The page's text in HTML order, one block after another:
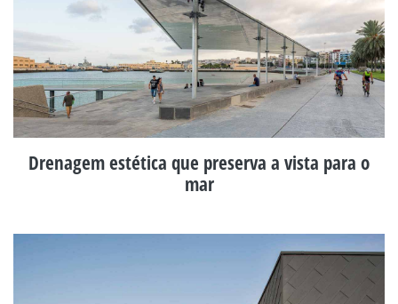
Drenagem estética que preserva a vista para o
mar